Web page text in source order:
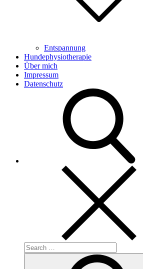
Entspannung
Hundephysiotherapie
Über mich
Impressum
Datenschutz
Search
for: